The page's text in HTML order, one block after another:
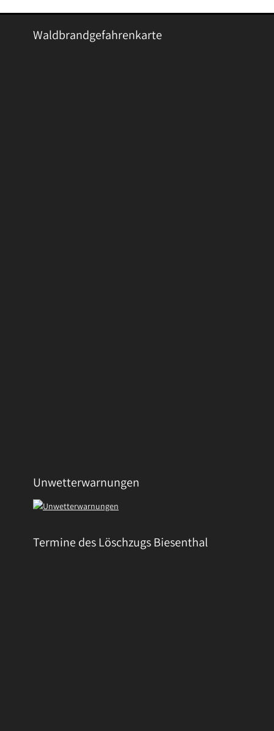
Waldbrandgefahrenkarte
Unwetterwarnungen
Termine des Löschzugs Biesenthal